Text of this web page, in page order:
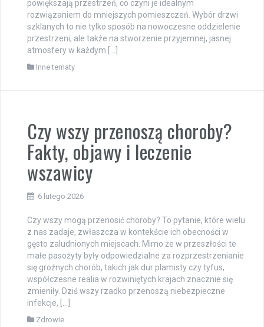
powiększają przestrzeń, co czyni je idealnym
rozwiązaniem do mniejszych pomieszczeń. Wybór drzwi
szklanych to nie tylko sposób na nowoczesne oddzielenie
przestrzeni, ale także na stworzenie przyjemnej, jasnej
atmosfery w każdym […]
Inne tematy
Czy wszy przenoszą choroby?
Fakty, objawy i leczenie
wszawicy
6 lutego 2026
Czy wszy mogą przenosić choroby? To pytanie, które wielu
z nas zadaje, zwłaszcza w kontekście ich obecności w
gęsto zaludnionych miejscach. Mimo że w przeszłości te
małe pasożyty były odpowiedzialne za rozprzestrzenianie
się groźnych chorób, takich jak dur plamisty czy tyfus,
współczesne realia w rozwiniętych krajach znacznie się
zmieniły. Dziś wszy rzadko przenoszą niebezpieczne
infekcje, […]
Zdrowie